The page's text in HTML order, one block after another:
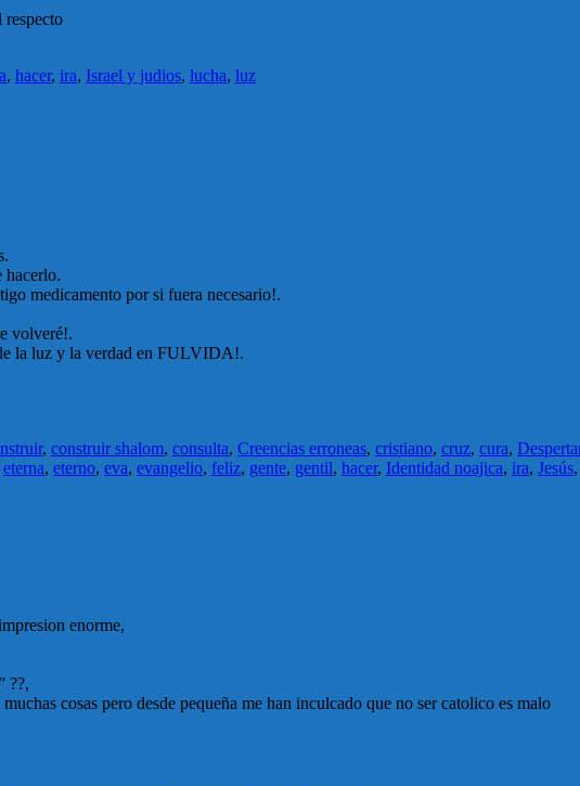
respecto
, hacer, ira, Israel y judios, lucha, luz
hacerlo.
medicamento por si fuera necesario!.
volveré!.
la luz y la verdad en FULVIDA!.
, construir shalom, consulta, Creencias erroneas, cristiano, cruz, cura,
eterna, eterno, eva, evangelio, feliz, gente, gentil, hacer, Identidad noajica, ira, Jesús,
enorme,
??,
cosas pero desde pequeña me han inculcado que no ser catolico es malo